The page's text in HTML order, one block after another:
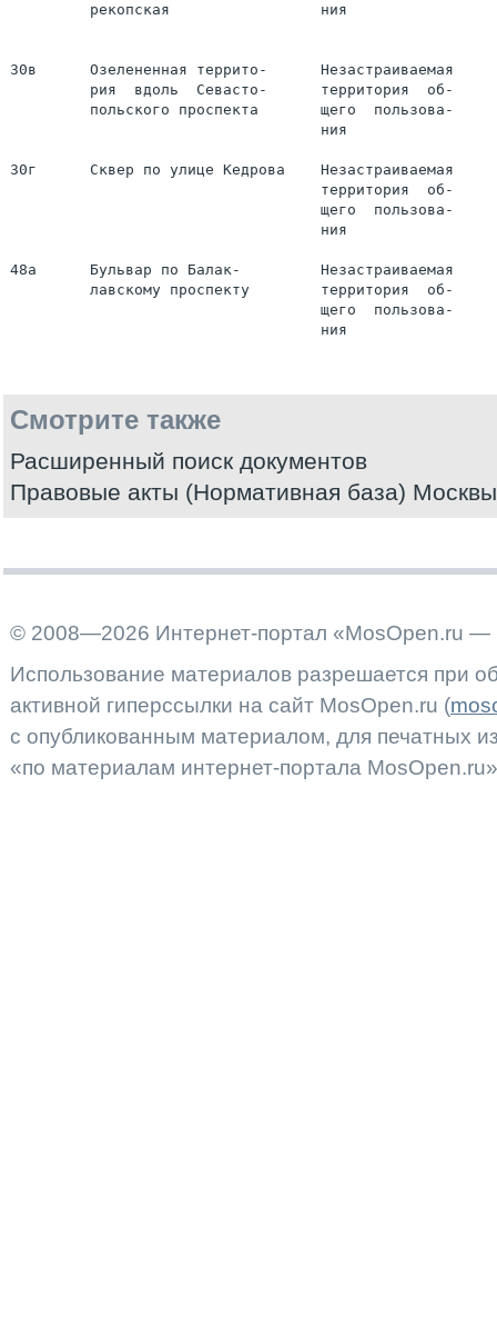
         рекопская                 ния
30в      Озелененная террито-      Незастраиваемая
рия  вдоль  Севасто-      территория  об-
         польского проспекта       щего  пользова-
                                   ния
30г      Сквер по улице Кедрова    Незастраиваемая
территория  об-
                                   щего  пользова-
                                   ния
48а      Бульвар по Балак-         Незастраиваемая
лавскому проспекту        территория  об-
                                   щего  пользова-
Смотрите также
Расширенный поиск документов
Правовые акты (Нормативная база) Москвы
© 2008—2026 Интернет-портал «MosOpen.ru —
Использование материалов разрешается при
активной гиперссылки на сайт MosOpen.ru (
с опубликованным материалом, для печатных
«по материалам интернет-портала